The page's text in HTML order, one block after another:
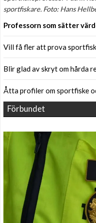
sportfiskare. Foto: Hans
Professorn som sätter
Vill få fler att prova
Blir glad av skryt om hårda
Åtta profiler om sportfiske
Förbundet